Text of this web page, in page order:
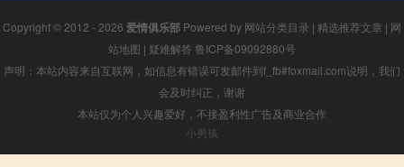
Copyright © 2012 - 2026 爱情俱乐部 Powered by 网站分类目录 | 精选推荐文章 | 网
站地图 | 疑难解答 鲁ICP备09092880号
声明：本站内容来自互联网，如信息有错误可发邮件到f_fb#foxmail.com说明，我们
会及时纠正，谢谢
本站仅为个人兴趣爱好，不接盈利性广告及商业合作
小男孩